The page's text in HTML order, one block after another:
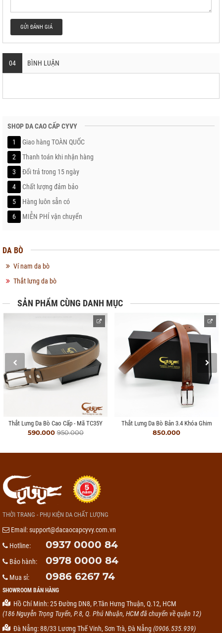
GỬI ĐÁNH GIÁ
04 BÌNH LUẬN
SHOP DA CAO CẤP CYVY
1
Giao hàng TOÀN QUỐC
2
Thanh toán khi nhận hàng
3
Đổi trả trong 15 ngày
4
Chất lượng đảm bảo
5
Hàng luôn sẵn có
6
MIỄN PHÍ vận chuyển
DA BÒ
Ví nam da bò
Thắt lưng da bò
SẢN PHẨM CÙNG DANH MỤC
Thắt Lưng Da Bò Cao Cấp - Mã TC35Y
590.000950.000
Thắt Lưng Da Bò Bản 3.4 Khóa Ghim
850.000
THỜI TRANG - PHỤ KIỆN DA CHẤT LƯỢNG
Email:support@dacaocapcyvy.com.vn
Hotline:
0937 0000 84
Bảo hành: 0978 0000 84
Mua sỉ: 0986 6267 74
SHOWROOM BÁN HÀNG
Hồ Chí Minh: 25 Đường DN8, P.Tân Hưng Thuận, Q.12, HCM
(186 Nguyễn Trọng Tuyển, P.8, Q. Phú Nhuận, HCM đã chuyển về quận 12)
Đà Nẵng: 88/33 Lương Thế Vinh, Sơn Trà, Đà Nẵng (0906.535.939)